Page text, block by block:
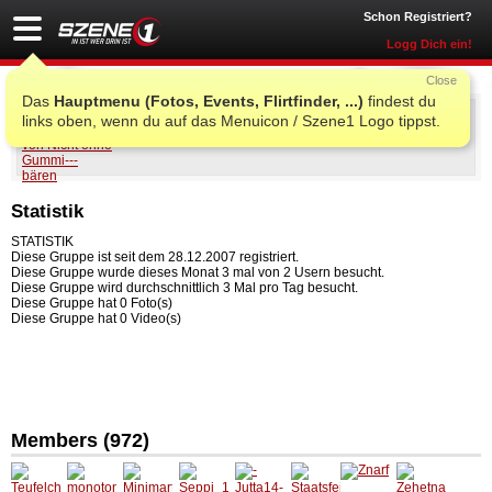
Schon Registriert?
Logg Dich ein!
Das Hauptmenu (Fotos, Events, Flirtfinder, ...) findest du
links oben, wenn du auf das Menuicon / Szene1 Logo tippst.
Close
Nicht ohne Gummi---bären
Statistik
STATISTIK
Diese Gruppe ist seit dem 28.12.2007 registriert.
Diese Gruppe wurde dieses Monat 3 mal von 2 Usern besucht.
Diese Gruppe wird durchschnittlich 3 Mal pro Tag besucht.
Diese Gruppe hat 0 Foto(s)
Diese Gruppe hat 0 Video(s)
Members (972)